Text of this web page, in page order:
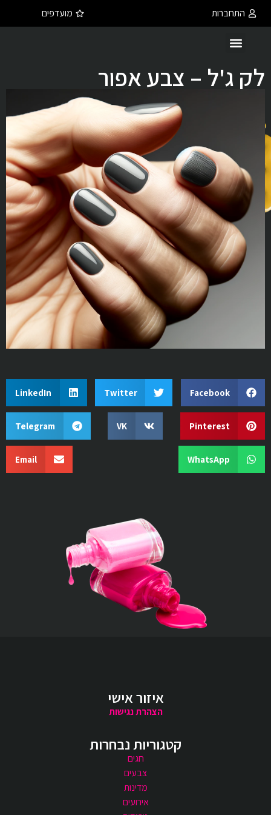
התחברות מועדפים
לק ג'ל – צבע אפור
Facebook
Twitter
LinkedIn
Pinterest
VK
Telegram
WhatsApp
Email
איזור אישי
הצהרת נגישות
קטגוריות נבחרות
חגים
צבעים
מדינות
אירועים